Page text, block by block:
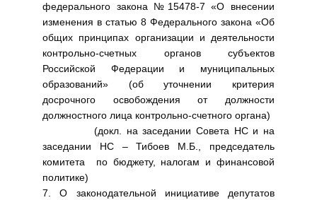
федерального закона №15478-7 «О внесении
изменения в статью 8 Федерального закона «Об
общих принципах организации и деятельности
контрольно-счетных органов субъектов
Российской Федерации и муниципальных
образований» (об уточнении критерия
досрочного освобождения от должности
должностного лица контрольно-счетного органа)
(докл. на заседании Совета НС и на
заседании НС – Тибоев М.Б., председатель
комитета по бюджету, налогам и финансовой
политике)
7. О законодательной инициативе депутатов